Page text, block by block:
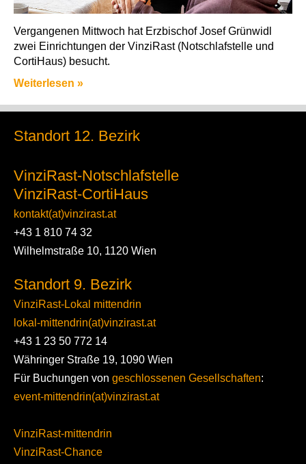
Vergangenen Mittwoch hat Erzbischof Josef Grünwidl
zwei Einrichtungen der VinziRast (Notschlafstelle und
CortiHaus) besucht.
Weiterlesen »
Standort 12. Bezirk
VinziRast-Notschlafstelle
VinziRast-CortiHaus
kontakt(at)vinzirast.at
+43 1 810 74 32
Wilhelmstraße 10, 1120 Wien
Standort 9. Bezirk
VinziRast-Lokal mittendrin
lokal-mittendrin(at)vinzirast.at
+43 1 23 50 772 14
Währinger Straße 19, 1090 Wien
Für Buchungen von geschlossenen Gesellschaften:
event-mittendrin(at)vinzirast.at
VinziRast-mittendrin
VinziRast-Chance